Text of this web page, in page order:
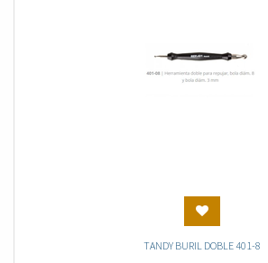
TANDY BURIL DOBLE 401-8